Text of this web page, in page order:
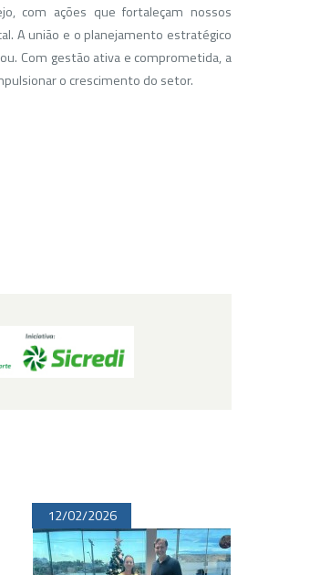
com ações que fortaleçam nossos
A união e o planejamento estratégico
Com gestão ativa e comprometida, a
o crescimento do setor.
12/02/2026